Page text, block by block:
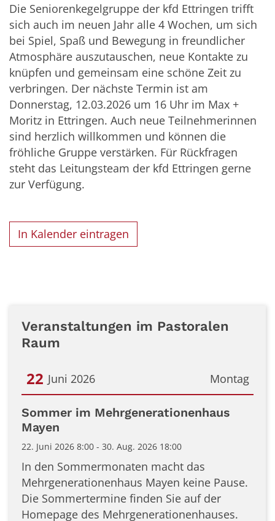
Die Seniorenkegelgruppe der kfd Ettringen trifft
sich auch im neuen Jahr alle 4 Wochen, um sich
bei Spiel, Spaß und Bewegung in freundlicher
Atmosphäre auszutauschen, neue Kontakte zu
knüpfen und gemeinsam eine schöne Zeit zu
verbringen. Der nächste Termin ist am
Donnerstag, 12.03.2026 um 16 Uhr im Max +
Moritz in Ettringen. Auch neue Teilnehmerinnen
sind herzlich willkommen und können die
fröhliche Gruppe verstärken. Für Rückfragen
steht das Leitungsteam der kfd Ettringen gerne
zur Verfügung.
In Kalender eintragen
Veranstaltungen im Pastoralen
Raum
Montag
22 Juni 2026
Datum: 22. Juni 2026
Sommer im Mehrgenerationenhaus
Mayen
22. Juni 2026 8:00 - 30. Aug. 2026 18:00
In den Sommermonaten macht das
Mehrgenerationenhaus Mayen keine Pause.
Die Sommertermine finden Sie auf der
Homepage des Mehrgenerationenhauses.